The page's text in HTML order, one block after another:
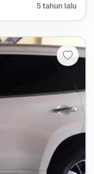
5 tahun lalu